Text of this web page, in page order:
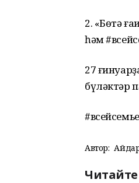
2. «Бөтә
һәм
27
бүләктәр
Автор: